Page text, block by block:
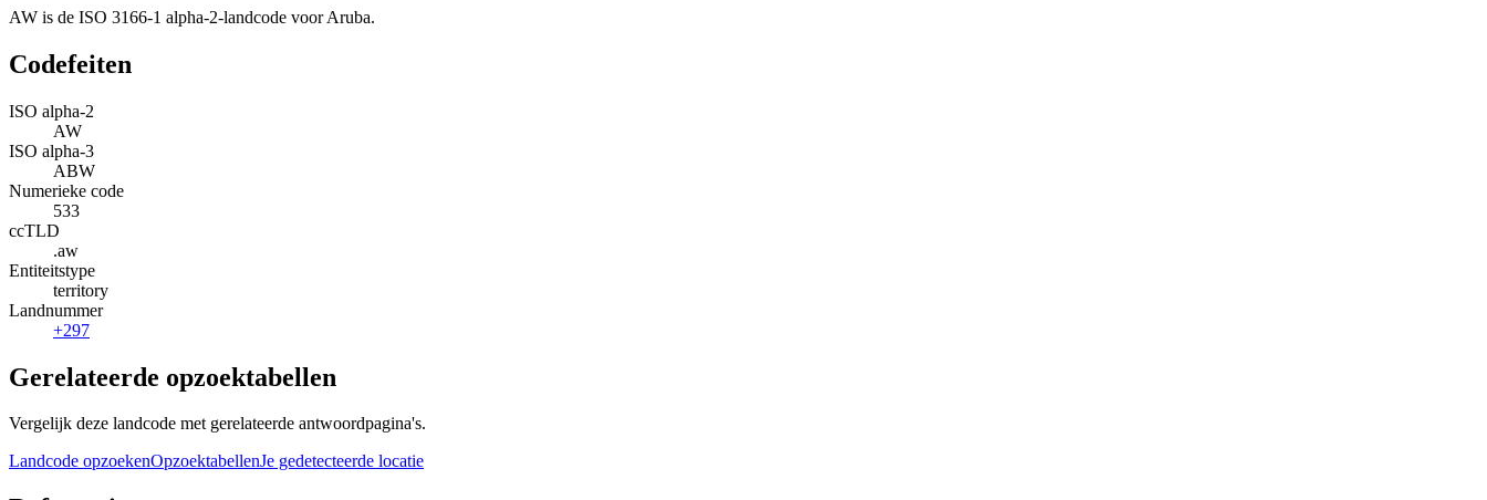
AW is de ISO 3166-1 alpha-2-landcode voor Aruba.
Codefeiten
ISO alpha-2
AW
ISO alpha-3
ABW
Numerieke code
533
ccTLD
.aw
Entiteitstype
territory
Landnummer
+297
Gerelateerde opzoektabellen
Vergelijk deze landcode met gerelateerde antwoordpagina's.
Landcode opzoekenOpzoektabellenJe gedetecteerde locatie